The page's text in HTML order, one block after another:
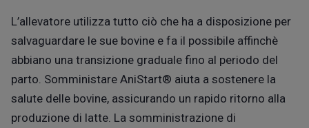
L’allevatore utilizza tutto ciò che ha a disposizione per
salvaguardare le sue bovine e fa il possibile affinchè
abbiano una transizione graduale fino al periodo del
parto. Somministare AniStart® aiuta a sostenere la
salute delle bovine, assicurando un rapido ritorno alla
produzione di latte. La somministrazione di